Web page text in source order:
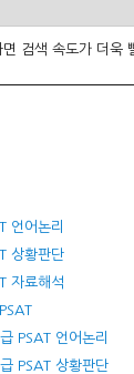
검색 속도가 더욱
언어논리
상황판단
자료해석
PSAT 언어논리
PSAT 상황판단